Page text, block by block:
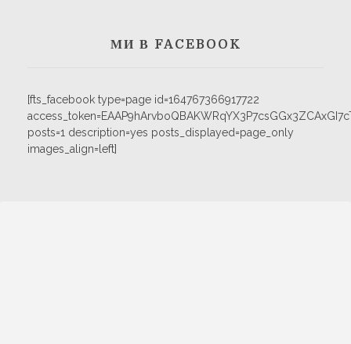
МИ В FACEBOOK
[fts_facebook type=page id=164767366917722
posts=1 description=yes posts_displayed=page_only
images_align=left]